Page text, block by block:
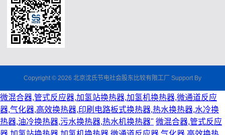
Copyright © 2026 北京沈氏节电社会股东比较有限工厂 Support By
微混合器,管式反应器,加氢站换热器,加氢机换热器,微通道反应
器,气化器,高效换热器,印刷电路板式换热器,热水换热器,水冷换
热器,油冷换热器,污水换热器,热水机换热器" 微混合器,管式反应